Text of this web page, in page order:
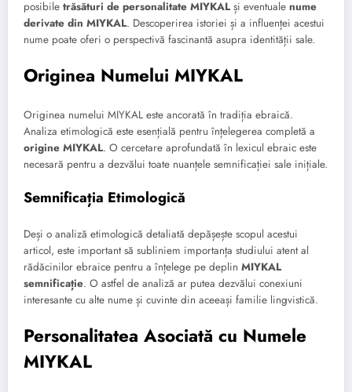
posibile trăsături de personalitate MIYKAL și eventuale nume
derivate din MIYKAL. Descoperirea istoriei și a influenței acestui
nume poate oferi o perspectivă fascinantă asupra identității sale.
Originea Numelui MIYKAL
Originea numelui MIYKAL este ancorată în tradiția ebraică.
Analiza etimologică este esențială pentru înțelegerea completă a
origine MIYKAL. O cercetare aprofundată în lexicul ebraic este
necesară pentru a dezvălui toate nuanțele semnificației sale inițiale.
Semnificația Etimologică
Deși o analiză etimologică detaliată depășește scopul acestui
articol, este important să subliniem importanța studiului atent al
rădăcinilor ebraice pentru a înțelege pe deplin MIYKAL
semnificație. O astfel de analiză ar putea dezvălui conexiuni
interesante cu alte nume și cuvinte din aceeași familie lingvistică.
Personalitatea Asociată cu Numele
MIYKAL